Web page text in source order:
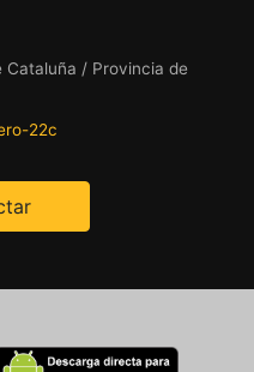
Cataluña / Provincia de
22c